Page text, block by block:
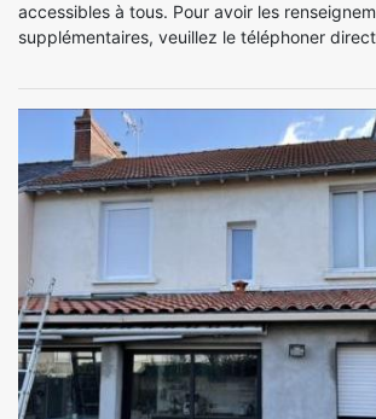
accessibles à tous. Pour avoir les
supplémentaires, veuillez le téléphoner